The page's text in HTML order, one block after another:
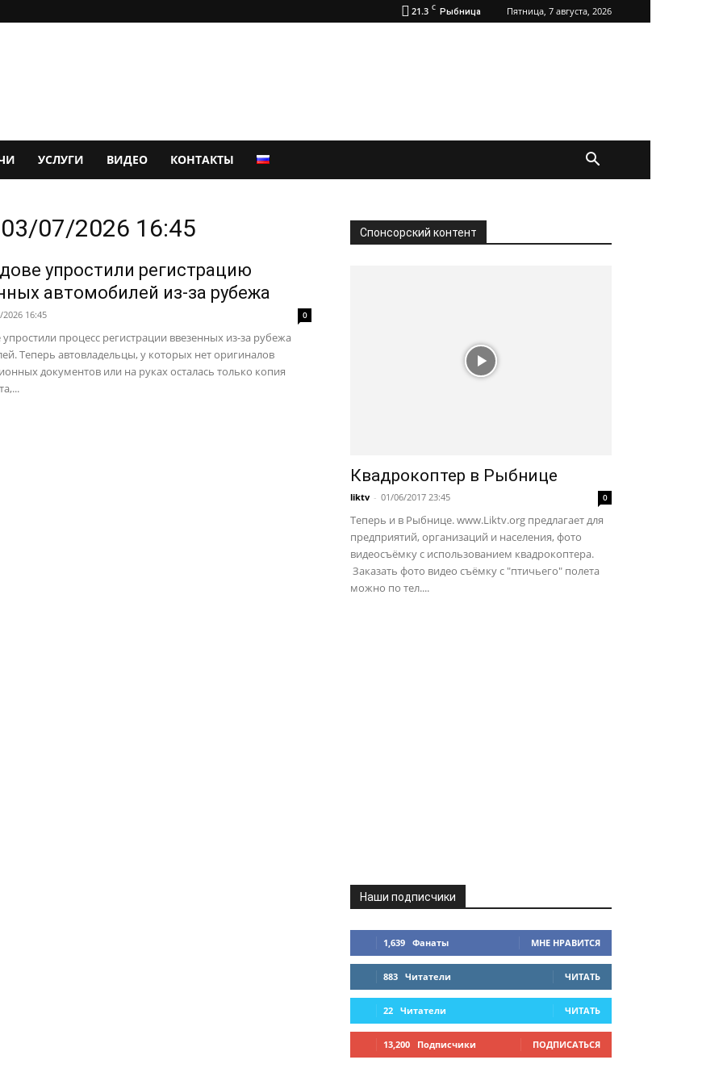
21.3 C Рыбница Пятница, 7 августа, 2026
УСЛУГИ ВИДЕО КОНТАКТЫ
07/2026 16:45
упростили регистрацию
автомобилей из-за рубежа
16:45 0
процесс регистрации ввезенных из-за рубежа
Теперь автовладельцы, у которых нет оригиналов
документов или на руках осталась только копия
Спонсорский контент
Квадрокоптер в Рыбнице
liktv - 01/06/2017 23:45 0
Теперь и в Рыбнице. www.Liktv.org предлагает для
предприятий, организаций и населения, фото
видеосъёмку с использованием квадрокоптера.
Заказать фото видео съёмку с "птичьего" полета
можно по тел....
Наши подписчики
1,639 Фанаты МНЕ НРАВИТСЯ
883 Читатели ЧИТАТЬ
22 Читатели ЧИТАТЬ
13,200 Подписчики ПОДПИСАТЬСЯ